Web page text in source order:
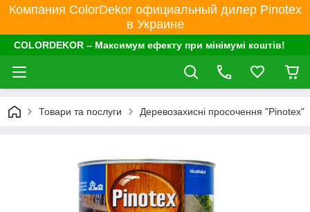
Компания ColorDekor официальный дилер Pinotex
в Украине
COLORDEKOR – Максимум ефекту при мінімумі коштів!
Товари та послуги Деревозахисні просочення "Pinotex"